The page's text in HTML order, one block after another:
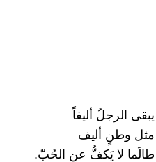
يبقى الرجلُ أليفاً
مثل وطنٍ أليف
طالَما لا يَكفُّ عن الحُبّ.